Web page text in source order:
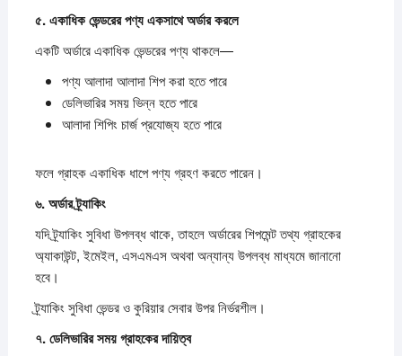
৫.একাধিকভেন্ডরেরপণ্যএকসাথেঅর্ডারকরলে
একটি অর্ডারে একাধিক ভেন্ডরের পণ্য থাকলে—
পণ্য আলাদা আলাদা শিপ করা হতে পারে
ডেলিভারির সময় ভিন্ন হতে পারে
আলাদা শিপিং চার্জ প্রযোজ্য হতে পারে
ফলে গ্রাহক একাধিক ধাপে পণ্য গ্রহণ করতে পারেন।
৬.অর্ডারট্র্যাকিং
যদি ট্র্যাকিং সুবিধা উপলব্ধ থাকে, তাহলে অর্ডারের শিপমেন্ট তথ্য গ্রাহকের
অ্যাকাউন্ট, ইমেইল, এসএমএস অথবা অন্যান্য উপলব্ধ মাধ্যমে জানানো
হবে।
ট্র্যাকিং সুবিধা ভেন্ডর ও কুরিয়ার সেবার উপর নির্ভরশীল।
৭.ডেলিভারিরসময়গ্রাহকেরদায়িত্ব